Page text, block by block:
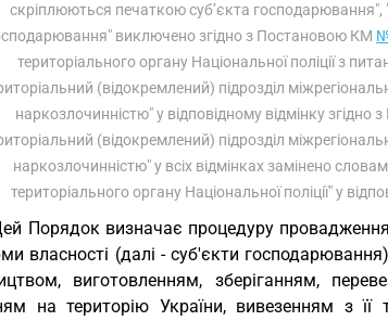
скріплюються печаткою суб’єкта господарювання",
виключено згідно з Постановою КМ
територіального органу Національної поліції з
(відокремлений) підрозділ
наркозлочинністю" у відповідному відмінку
(відокремлений) підрозділ
наркозлочинністю" у всіх відмінках замінено
територіального органу Національної поліції" у
Порядок визначає процедуру
власності (далі - суб'єкти
виготовленням, зберіганням,
на територію України, вивезенням з її